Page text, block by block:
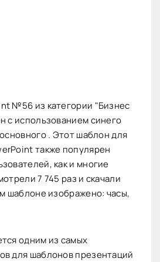
№56 из категории "Бизнес
с использованием синего
. Этот шаблон для
также популярен
как и многие
7 745 раз и скачали
шаблоне изображено: часы,
одним из самых
для шаблонов презентаций